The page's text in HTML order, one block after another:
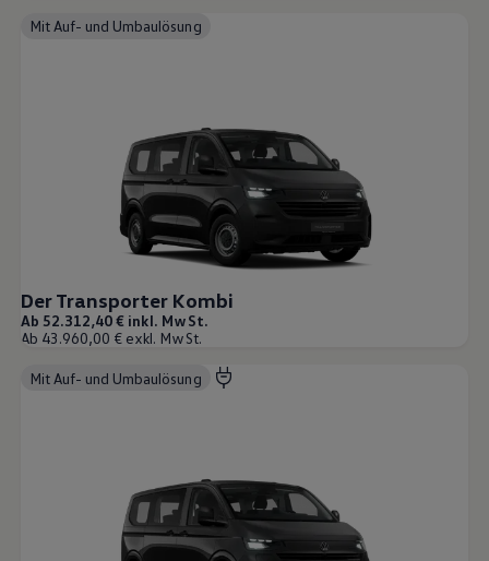
Mit Auf- und Umbaulösung
Der Transporter Kombi
Ab 52.312,40 € inkl. MwSt.
Ab 43.960,00 € exkl. MwSt.
Mit Auf- und Umbaulösung